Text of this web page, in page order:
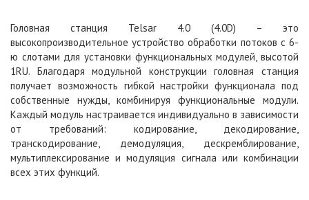
Головная станция Telsar 4.0 (4.0D) – это
высокопроизводительное устройство обработки потоков с 6-
ю слотами для установки функциональных модулей, высотой
1RU. Благодаря модульной конструкции головная станция
получает возможность гибкой настройки функционала под
собственные нужды, комбинируя функциональные модули.
Каждый модуль настраивается индивидуально в зависимости
от требований: кодирование, декодирование,
транскодирование, демодуляция, дескремблирование,
мультиплексирование и модуляция сигнала или комбинации
всех этих функций.